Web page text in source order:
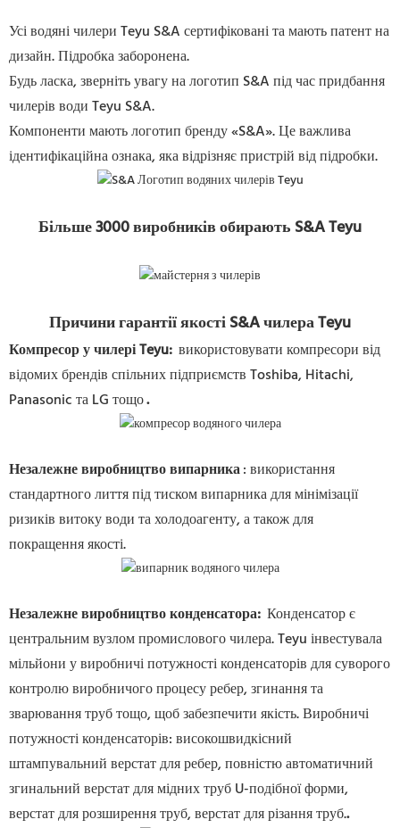
Усі водяні чилери Teyu S&A сертифіковані та мають патент на
дизайн. Підробка заборонена.
Будь ласка, зверніть увагу на логотип S&A під час придбання
чилерів води Teyu S&A.
Компоненти мають логотип бренду «S&A». Це важлива
ідентифікаційна ознака, яка відрізняє пристрій від підробки.
Більше 3000 виробників обирають S&A Teyu
Причини гарантії якості S&A чилера Teyu
Компресор у чилері Teyu: використовувати компресори від
відомих брендів спільних підприємств Toshiba, Hitachi,
Panasonic та LG тощо.
Незалежне виробництво випарника: використання
стандартного лиття під тиском випарника для мінімізації
ризиків витоку води та холодоагенту, а також для
покращення якості.
Незалежне виробництво конденсатора: Конденсатор є
центральним вузлом промислового чилера. Teyu інвестувала
мільйони у виробничі потужності конденсаторів для суворого
контролю виробничого процесу ребер, згинання та
зварювання труб тощо, щоб забезпечити якість. Виробничі
потужності конденсаторів: високошвидкісний
штампувальний верстат для ребер, повністю автоматичний
згинальний верстат для мідних труб U-подібної форми,
верстат для розширення труб, верстат для різання труб..